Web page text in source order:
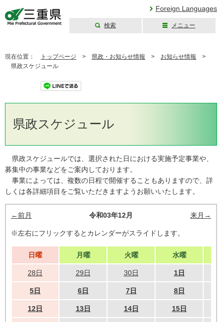
Foreign Languages
検索 メニュー
現在位置： トップページ > 県政・お知らせ情報 > お知らせ情報 >
県政スケジュール
県政スケジュール
県政スケジュールでは、選択された日における実施予定事業や、
募集中の事業などをご案内しております。
事業によっては、複数の日程で開催することもありますので、詳
しくは各詳細項目をご覧いただきますようお願いいたします。
←前月 令和03年12月 来月→
※左右にフリックするとカレンダーがスライドします。
日曜 月曜 火曜 水曜
28日 29日 30日 1日
5日 6日 7日 8日
12日 13日 14日 15日